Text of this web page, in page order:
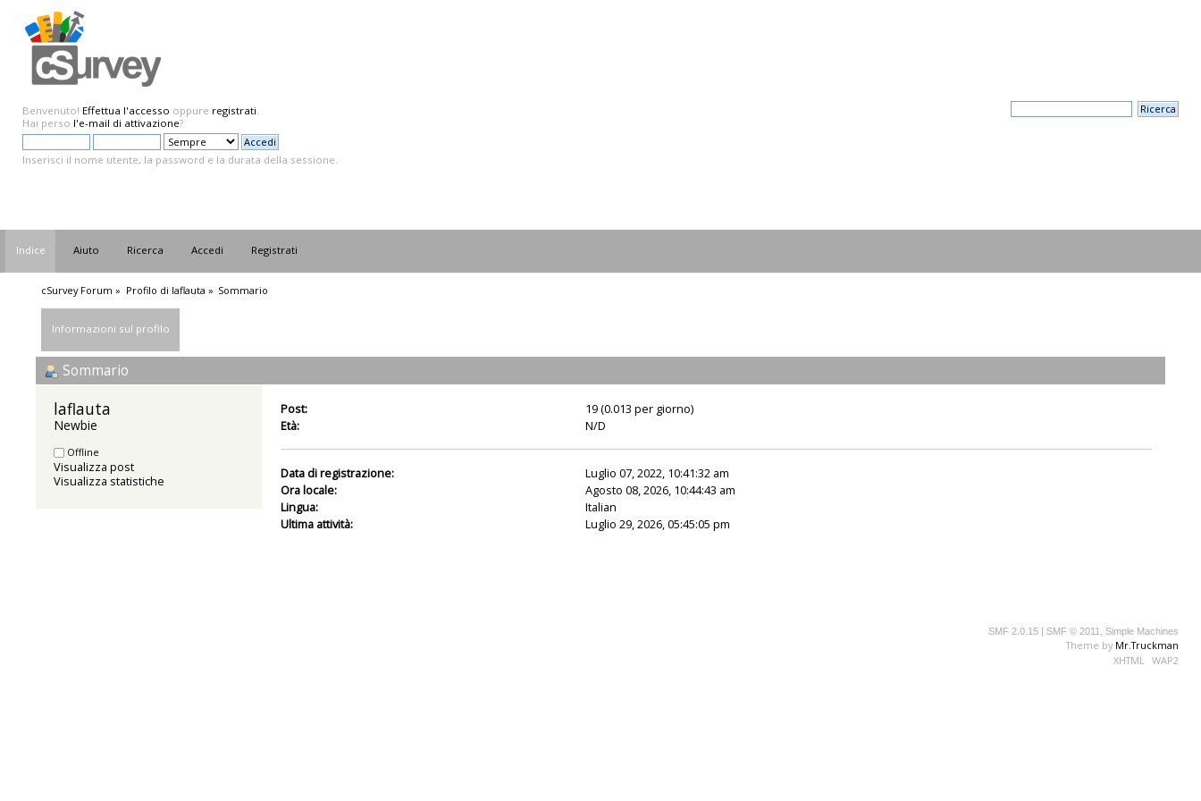
Benvenuto! Effettua l'accesso oppure registrati.
Hai perso l'e-mail di attivazione?
Inserisci il nome utente, la password e la durata della sessione.
Indice Aiuto Ricerca Accedi Registrati
cSurvey Forum » Profilo di laflauta » Sommario
Informazioni sul profilo
Sommario
laflauta
Newbie
Offline
Visualizza post
Visualizza statistiche
Post:
19 (0.013 per giorno)
Età:
N/D
Data di registrazione:
Luglio 07, 2022, 10:41:32 am
Ora locale:
Agosto 08, 2026, 10:44:43 am
Lingua:
Italian
Ultima attività:
Luglio 29, 2026, 05:45:05 pm
SMF 2.0.15 | SMF © 2011 Simple Machines
Theme by Mr.Truckman
XHTML
WAP2